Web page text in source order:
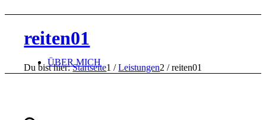
ÜBER MICH
reiten01
Du bist hier: Startseite1 / Leistungen2 / reiten01